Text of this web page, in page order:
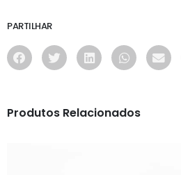
PARTILHAR
Produtos Relacionados